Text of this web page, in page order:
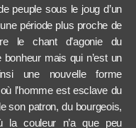
peuple sous le joug d’un
période plus proche de
le chant d’agonie du
mais qui n’est un
une nouvelle forme
l’homme est esclave du
son patron, du bourgeois,
la couleur n’a que peu